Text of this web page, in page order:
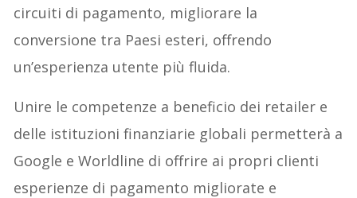
circuiti di pagamento, migliorare la
conversione tra Paesi esteri, offrendo
un’esperienza utente più fluida.
Unire le competenze a beneficio dei retailer e
delle istituzioni finanziarie globali permetterà a
Google e Worldline di offrire ai propri clienti
esperienze di pagamento migliorate e